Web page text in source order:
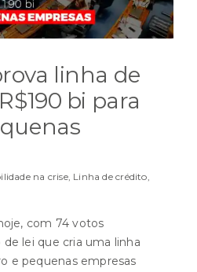
linha de
bi para
na crise, Linha de crédito,
com 74 votos
lei que cria uma linha
e pequenas empresas